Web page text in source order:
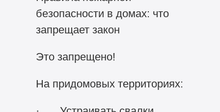
безопасности в домах: что
запрещает закон
Это запрещено!
На придомовых территориях: